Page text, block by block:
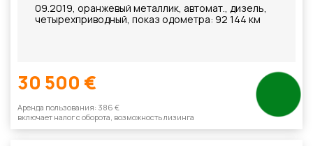
09.2019, оранжевый металлик, автомат., дизель,
четырехприводный, показ одометра: 92 144 км
30 500 €
Aренда пользования: 386 €
включает налог с оборотa, возможность лизинга